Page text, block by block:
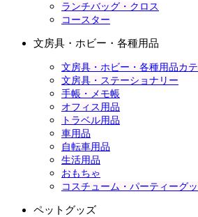
ランチバッグ・クロス
コースター
文房具・ホビー・各種用品
文房具・ホビー・各種用品カ
文房具・ステーショナリー
手帳・メモ帳
オフィス用品
トラベル用品
車用品
自転車用品
生活用品
おもちゃ
コスチューム・パーティーグ
ペットグッズ